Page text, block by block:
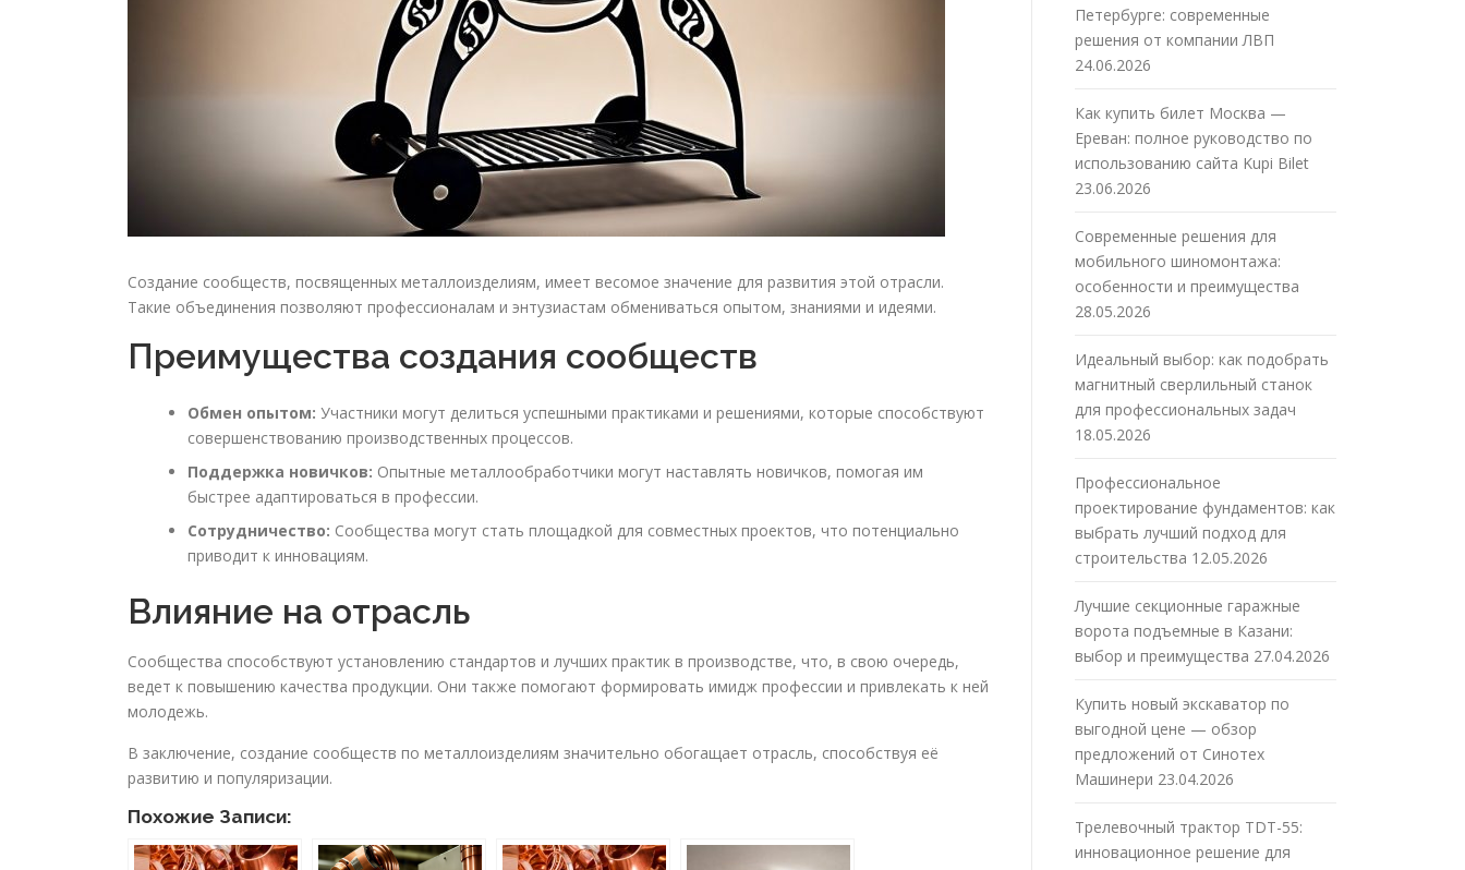
Создание сообществ, посвященных металлоизделиям, имеет весомое значение для развития этой отрасли.
Такие объединения позволяют профессионалам и энтузиастам обмениваться опытом, знаниями и идеями.
Преимущества создания сообществ
Обмен опытом: Участники могут делиться успешными практиками и решениями, которые способствуют
совершенствованию производственных процессов.
Поддержка новичков: Опытные металлообработчики могут наставлять новичков, помогая им
быстрее адаптироваться в профессии.
Сотрудничество: Сообщества могут стать площадкой для совместных проектов, что потенциально
приводит к инновациям.
Влияние на отрасль
Сообщества способствуют установлению стандартов и лучших практик в производстве, что, в свою очередь,
ведет к повышению качества продукции. Они также помогают формировать имидж профессии и привлекать к ней
молодежь.
В заключение, создание сообществ по металлоизделиям значительно обогащает отрасль, способствуя её
развитию и популяризации.
Похожие Записи:
Петербурге: современные
решения от компании ЛВП
24.06.2026
Как купить билет Москва —
Ереван: полное руководство по
использованию сайта Kupi Bilet
23.06.2026
Современные решения для
мобильного шиномонтажа:
особенности и преимущества
28.05.2026
Идеальный выбор: как подобрать
магнитный сверлильный станок
для профессиональных задач
18.05.2026
Профессиональное
проектирование фундаментов: как
выбрать лучший подход для
строительства 12.05.2026
Лучшие секционные гаражные
ворота подъемные в Казани:
выбор и преимущества 27.04.2026
Купить новый экскаватор по
выгодной цене — обзор
предложений от Синотех
Машинери 23.04.2026
Трелевочный трактор TDT-55:
инновационное решение для